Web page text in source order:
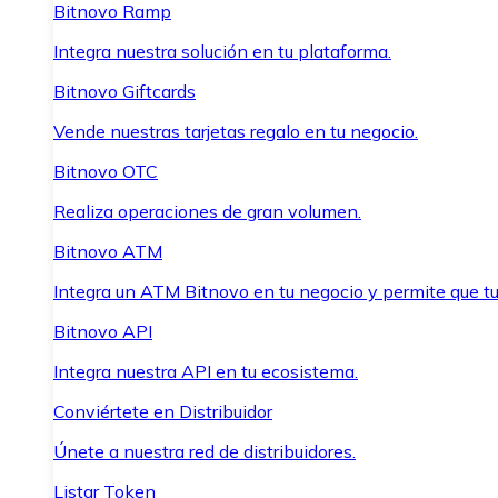
Bitnovo Ramp
Integra nuestra solución en tu plataforma.
Bitnovo Giftcards
Vende nuestras tarjetas regalo en tu negocio.
Bitnovo OTC
Realiza operaciones de gran volumen.
Bitnovo ATM
Integra un ATM Bitnovo en tu negocio y permite que
Bitnovo API
Integra nuestra API en tu ecosistema.
Conviértete en Distribuidor
Únete a nuestra red de distribuidores.
Listar Token